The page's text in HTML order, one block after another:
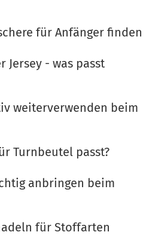
für Anfänger finden
Jersey - was passt
weiterverwenden beim
Turnbeutel passt?
anbringen beim
für Stoffarten